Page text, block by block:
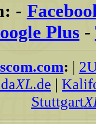
-
Plus -
: |
XL.de |
Stuttgart